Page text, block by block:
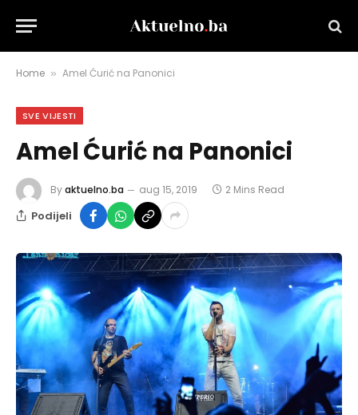
Home » Amel Ćurić na Panonici
SVE VIJESTI
Amel Ćurić na Panonici
Byaktuelno.ba aug 15, 2019 2 Mins Read
Podijeli